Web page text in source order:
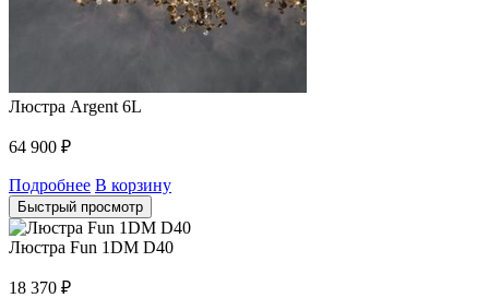
Люстра Argent 6L
64 900 ₽
Подробнее В корзину
Быстрый просмотр
Люстра Fun 1DM D40
18 370 ₽